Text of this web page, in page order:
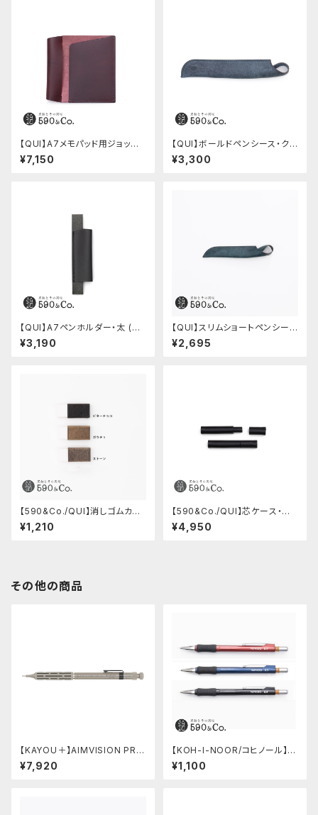
【QUI】A7メモパッド用ジョッタ
ー・ブッテーロ (ワイン)
¥7,150
【QUI】ボールドペンシース・ク
ードゥー (ブルー)
¥3,300
【QUI】A7ペンホルダー・太 (ブ
ラック)
¥3,190
【QUI】スリムショートペンシー
ス・プエブロ (ペトローリオ)
¥2,695
【590&Co./QUI】消しゴムカバ
ーS・クードゥー
¥1,210
【590&Co./QUI】芯ケース・ブッ
テーロ (ブラック)
¥4,950
その他の商品
【KAYOU＋】AIMVISION PR
O/エイムビジョンプロ (チタニウ
ムゴールド)
¥7,920
【KOH-I-NOOR/コヒノール】M
ephisto profi 5035シャープ
ペンシル(0.5mm)
¥1,100